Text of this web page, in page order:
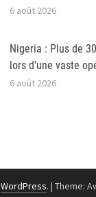
6 août 2026
Nigeria : Plus de
lors d’une vaste
6 août 2026
WordPress. | Theme: